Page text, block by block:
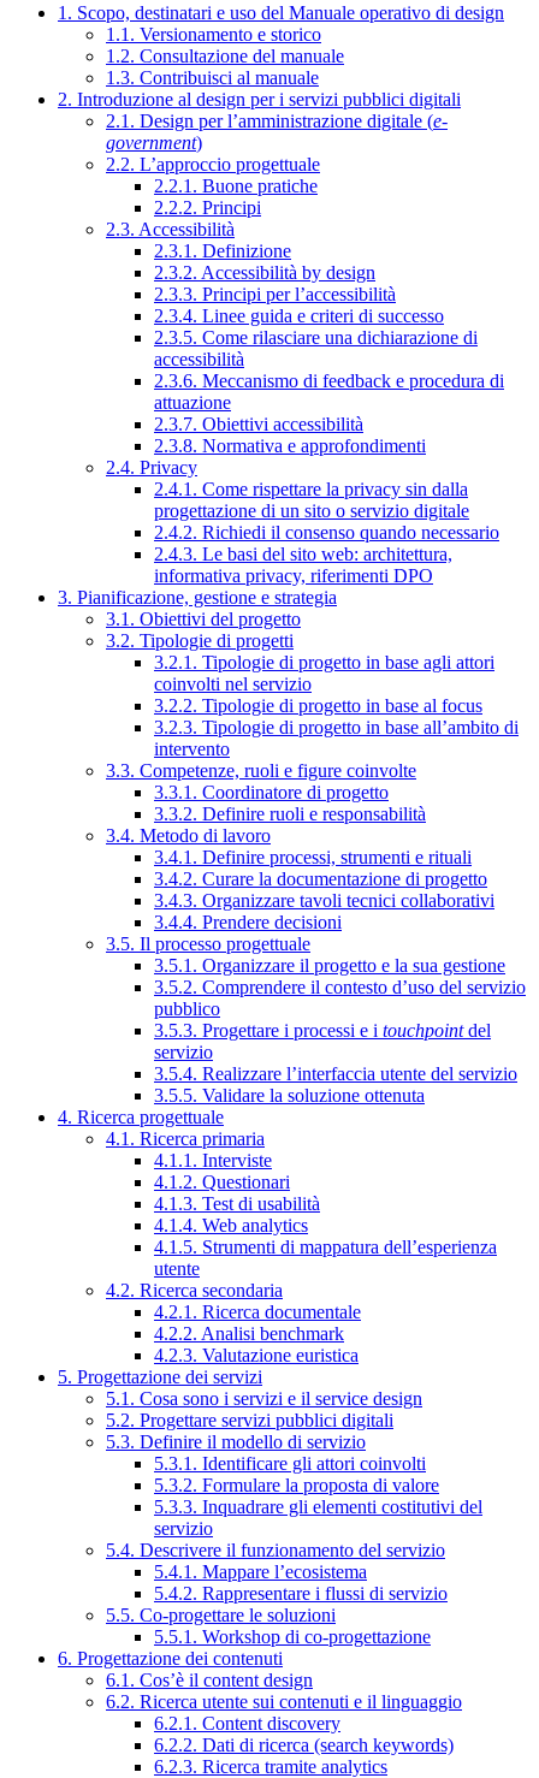
1. Scopo, destinatari e uso del Manuale operativo di design
1.1. Versionamento e storico
1.2. Consultazione del manuale
1.3. Contribuisci al manuale
2. Introduzione al design per i servizi pubblici digitali
2.1. Design per l’amministrazione digitale (e-
government)
2.2. L’approccio progettuale
2.2.1. Buone pratiche
2.2.2. Principi
2.3. Accessibilità
2.3.1. Definizione
2.3.2. Accessibilità by design
2.3.3. Principi per l’accessibilità
2.3.4. Linee guida e criteri di successo
2.3.5. Come rilasciare una dichiarazione di
accessibilità
2.3.6. Meccanismo di feedback e procedura di
attuazione
2.3.7. Obiettivi accessibilità
2.3.8. Normativa e approfondimenti
2.4. Privacy
2.4.1. Come rispettare la privacy sin dalla
progettazione di un sito o servizio digitale
2.4.2. Richiedi il consenso quando necessario
2.4.3. Le basi del sito web: architettura,
informativa privacy, riferimenti DPO
3. Pianificazione, gestione e strategia
3.1. Obiettivi del progetto
3.2. Tipologie di progetti
3.2.1. Tipologie di progetto in base agli attori
coinvolti nel servizio
3.2.2. Tipologie di progetto in base al focus
3.2.3. Tipologie di progetto in base all’ambito di
intervento
3.3. Competenze, ruoli e figure coinvolte
3.3.1. Coordinatore di progetto
3.3.2. Definire ruoli e responsabilità
3.4. Metodo di lavoro
3.4.1. Definire processi, strumenti e rituali
3.4.2. Curare la documentazione di progetto
3.4.3. Organizzare tavoli tecnici collaborativi
3.4.4. Prendere decisioni
3.5. Il processo progettuale
3.5.1. Organizzare il progetto e la sua gestione
3.5.2. Comprendere il contesto d’uso del servizio
pubblico
3.5.3. Progettare i processi e i touchpointdel
servizio
3.5.4. Realizzare l’interfaccia utente del servizio
3.5.5. Validare la soluzione ottenuta
4. Ricerca progettuale
4.1. Ricerca primaria
4.1.1. Interviste
4.1.2. Questionari
4.1.3. Test di usabilità
4.1.4. Web analytics
4.1.5. Strumenti di mappatura dell’esperienza
utente
4.2. Ricerca secondaria
4.2.1. Ricerca documentale
4.2.2. Analisi benchmark
4.2.3. Valutazione euristica
5. Progettazione dei servizi
5.1. Cosa sono i servizi e il service design
5.2. Progettare servizi pubblici digitali
5.3. Definire il modello di servizio
5.3.1. Identificare gli attori coinvolti
5.3.2. Formulare la proposta di valore
5.3.3. Inquadrare gli elementi costitutivi del
servizio
5.4. Descrivere il funzionamento del servizio
5.4.1. Mappare l’ecosistema
5.4.2. Rappresentare i flussi di servizio
5.5. Co-progettare le soluzioni
5.5.1. Workshop di co-progettazione
6. Progettazione dei contenuti
6.1. Cos’è il content design
6.2. Ricerca utente sui contenuti e il linguaggio
6.2.1. Content discovery
6.2.2. Dati di ricerca (search keywords)
6.2.3. Ricerca tramite analytics